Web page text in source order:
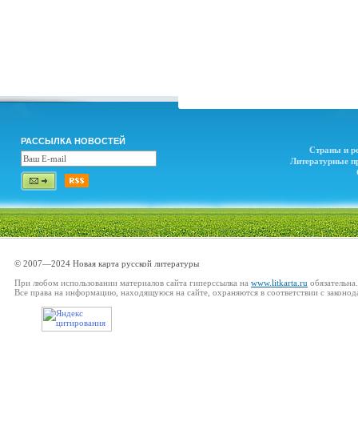
РАССЫЛКА НОВОСТЕЙ
Страны и
Литературные
© 2007—2024 Новая карта русской литературы
При любом использовании материалов сайта гиперссылка на www.litkarta.ru обязательна.
Все права на информацию, находящуюся на сайте, охраняются в соответствии с